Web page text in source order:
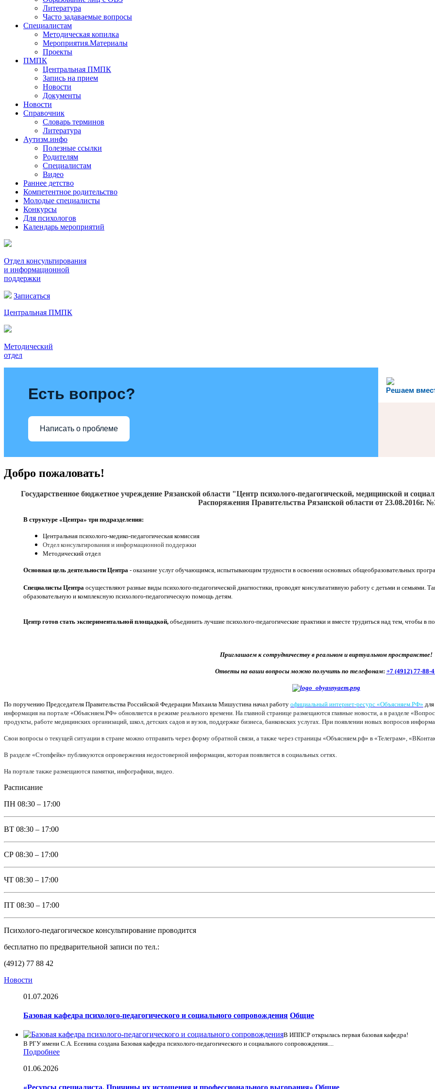
Литература
Часто задаваемые вопросы
Специалистам
Методическая копилка
Мероприятия.Материалы
Проекты
ПМПК
Центральная ПМПК
Запись на прием
Новости
Документы
Новости
Справочник
Словарь терминов
Литература
Аутизм.инфо
Полезные ссылки
Родителям
Специалистам
Видео
Раннее детство
Компетентное родительство
Молодые специалисты
Конкурсы
Для психологов
Календарь мероприятий
Отдел консультирования
и информационной
поддержки
Записаться
Центральная ПМПК
Методический
отдел
Решаем
Есть вопрос?
Написать о проблеме
Добро пожаловать!
Государственное бюджетное учреждение Рязанской области "Центр психолого-педагогической, медицинской и
Распоряжения Правительства Рязанской области от 23.08.2016г.
В структуре «Центра» три подразделения:
Центральная психолого-медико-педагогическая комиссия
Отдел консультирования и информационной поддержки
Методический отдел
Основная цель деятельности Центра - оказание услуг обучающимся, испытывающим трудности в освоении основных общеобразовательных
Специалисты Центра осуществляют разные виды психолого-педагогической диагностики, проводят консультативную работу с детьми и
образовательную и комплексную психолого-педагогическую помощь детям.
Центр готов стать экспериментальной площадкой, объединить лучшие психолого-педагогические практики и вместе трудиться над тем, чтобы в
Приглашаем к сотрудничеству в реальном и виртуальном пространстве!
Ответы на ваши вопросы можно получить по телефонам: +7 (4912) 77-88-
По поручению Председателя Правительства Российской Федерации Михаила Мишустина начал работу официальный интернет-ресурс «Объясняем.РФ»
информация на портале «Объясняем.РФ» обновляется в режиме реального времени. На главной странице размещаются главные новости, а в разделе
продукты, работе медицинских организаций, школ, детских садов и вузов, поддержке бизнеса, банковских услугах. При появлении новых вопросов
Свои вопросы о текущей ситуации в стране можно отправить через форму обратной связи, а также через страницы «Объясняем.рф» в «Телеграм»,
В разделе «Стопфейк» публикуются опровержения недостоверной информации, которая появляется в социальных сетях.
На портале также размещаются памятки, инфографики, видео.
Расписание
ПН 08:30 – 17:00
ВТ 08:30 – 17:00
СР 08:30 – 17:00
ЧТ 08:30 – 17:00
ПТ 08:30 – 17:00
Психолого-педагогическое консультирование проводится
бесплатно по предварительной записи по тел.:
(4912) 77 88 42
Новости
01.07.2026
Базовая кафедра психолого-педагогического и социального сопровождения Общие
В ИППСР открылась первая базовая кафедра!
В РГУ имени С.А. Есенина создана Базовая кафедра психолого-педагогического и социального сопровождения....
Подробнее
01.06.2026